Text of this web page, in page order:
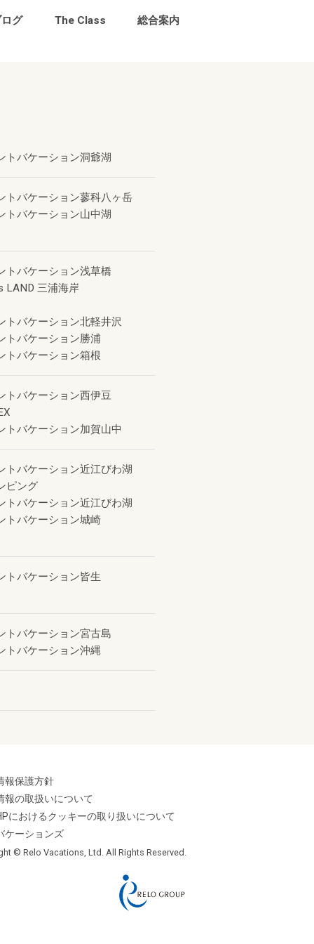
グ The Class 総合案内
トバケーション洞爺湖
トバケーション蓼科八ヶ岳
トバケーション山中湖
トバケーション浅草橋
LAND 三浦海岸
トバケーション北軽井沢
トバケーション勝浦
トバケーション箱根
トバケーション西伊豆
トバケーション加賀山中
トバケーション近江びわ湖
ピング
トバケーション近江びわ湖
トバケーション城崎
トバケーション皆生
トバケーション宮古島
トバケーション沖縄
報保護方針
報の取扱いについて
におけるクッキーの取り扱いについて
ケーションズ
© Relo Vacations, Ltd. All Rights Reserved.